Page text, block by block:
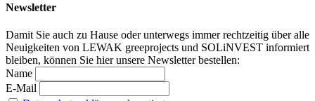
Newsletter
Damit Sie auch zu Hause oder unterwegs immer rechtzeitig über alle
Neuigkeiten von LEWAK greeprojects und SOLiNVEST informiert
bleiben, können Sie hier unsere Newsletter bestellen:
Name
E-Mail